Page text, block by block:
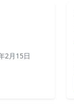
2月15日